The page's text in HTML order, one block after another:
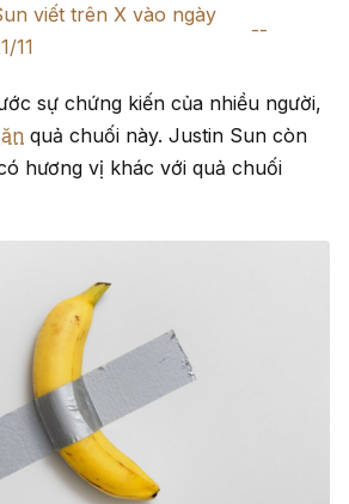
viết trên X vào ngày
11
sự chứng kiến của nhiều người,
quả chuối này. Justin Sun còn
hương vị khác với quả chuối